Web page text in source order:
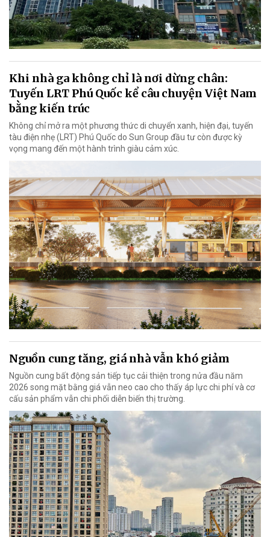
Khi nhà ga không chỉ là nơi dừng chân:
Tuyến LRT Phú Quốc kể câu chuyện Việt Nam
bằng kiến trúc
Không chỉ mở ra một phương thức di chuyển xanh, hiện đại, tuyến
tàu điện nhẹ (LRT) Phú Quốc do Sun Group đầu tư còn được kỳ
vọng mang đến một hành trình giàu cảm xúc.
Nguồn cung tăng, giá nhà vẫn khó giảm
Nguồn cung bất động sản tiếp tục cải thiện trong nửa đầu năm
2026 song mặt bằng giá vẫn neo cao cho thấy áp lực chi phí và cơ
cấu sản phẩm vẫn chi phối diễn biến thị trường.